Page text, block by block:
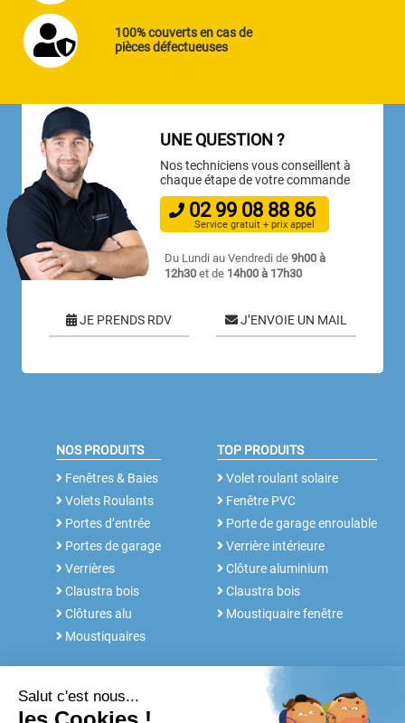
100% couverts en cas de
pièces défectueuses
UNE QUESTION ?
Nos techniciens vous conseillent à
chaque étape de votre commande
02 99 08 88 86
Service gratuit + prix appel
Du Lundi au Vendredi de9h00 à
12h30 et de 14h00 à 17h30
JE PRENDS RDV J’ENVOIE UN MAIL
NOS PRODUITS
Fenêtres & Baies
Volets Roulants
Portes d’entrée
Portes de garage
Verrières
Claustra bois
Clôtures alu
Moustiquaires
TOP PRODUITS
Volet roulant solaire
Fenêtre PVC
Porte de garage enroulable
Verrière intérieure
Clôture aluminium
Claustra bois
Moustiquaire fenêtre
NOS SERVICES
FABRICANT DEPUIS 30 ANS